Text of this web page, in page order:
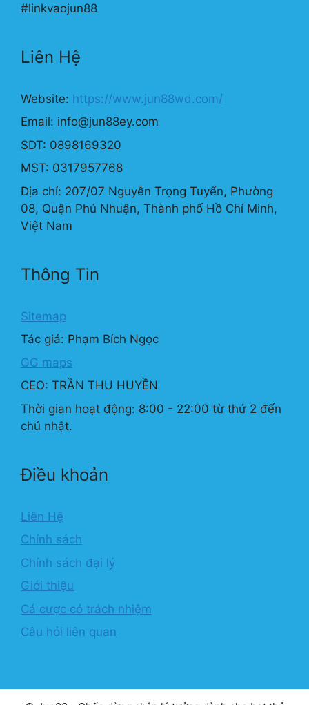
#linkvaojun88
Liên Hệ
Website: https://www.jun88wd.com/
Email: info@jun88ey.com
SDT: 0898169320
MST: 0317957768
Địa chỉ: 207/07 Nguyễn Trọng Tuyển, Phường
08, Quận Phú Nhuận, Thành phố Hồ Chí Minh,
Việt Nam
Thông Tin
Sitemap
Tác giả: Phạm Bích Ngọc
GG maps
CEO: TRẦN THU HUYỀN
Thời gian hoạt động: 8:00 - 22:00 từ thứ 2 đến
chủ nhật.
Điều khoản
Liên Hệ
Chính sách
Chính sách đại lý
Giới thiệu
Cá cược có trách nhiệm
Câu hỏi liên quan